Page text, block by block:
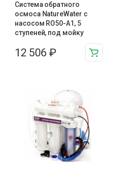
Система обратного
осмоса NatureWater с
насосом RO50-A1, 5
ступеней, под мойку
12 506 ₽